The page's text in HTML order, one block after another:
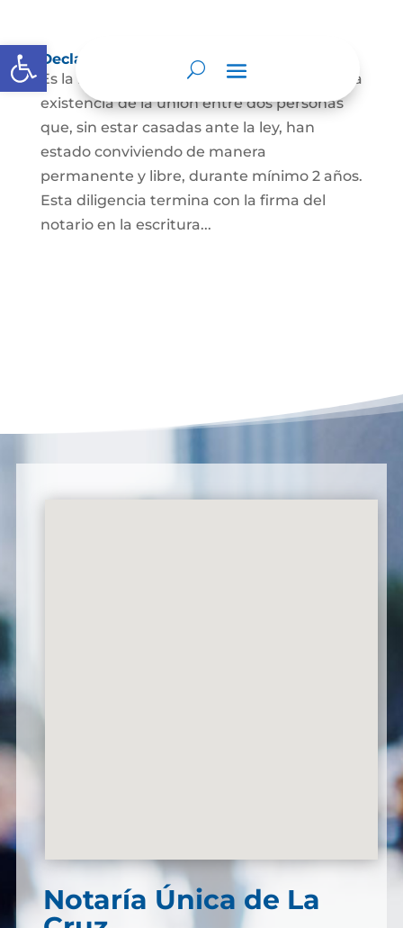
Abrir barra de herramientas
Declaración de Unión Marital de Hecho
Es la manifestación ante juez o notario de la
existencia de la unión entre dos personas
que, sin estar casadas ante la ley, han
estado conviviendo de manera
permanente y libre, durante mínimo 2 años.
Esta diligencia termina con la firma del
notario en la escritura...
Notaría Única de La